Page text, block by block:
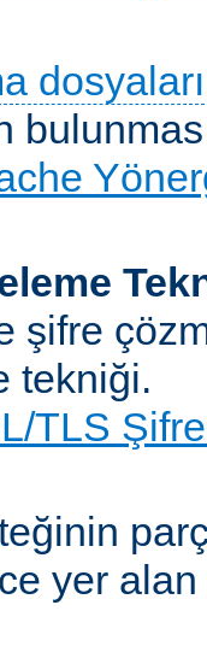
dosyaları
şifre
tekniği.
TLS
yer